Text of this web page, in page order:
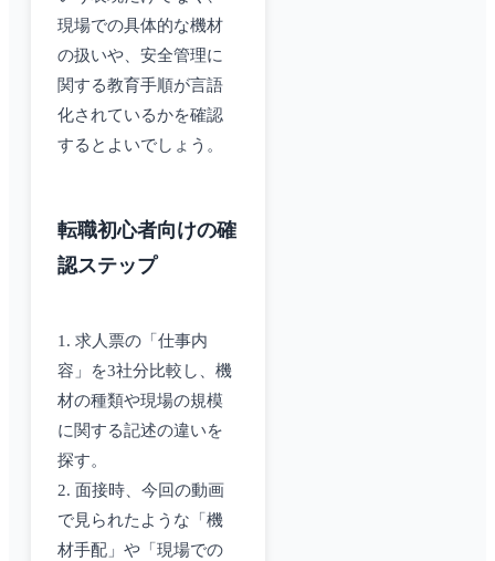
現場での具体的な機材
の扱いや、安全管理に
関する教育手順が言語
化されているかを確認
するとよいでしょう。
転職初心者向けの確
認ステップ
1. 求人票の「仕事内
容」を3社分比較し、機
材の種類や現場の規模
に関する記述の違いを
探す。
2. 面接時、今回の動画
で見られたような「機
材手配」や「現場での